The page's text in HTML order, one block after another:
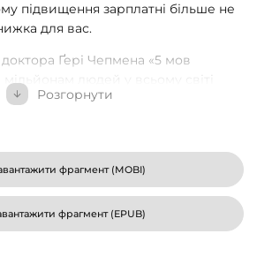
підвищення зарплатні більше не
для вас.
Ґері Чепмена «5 мов
людей у всьому світі
стосунками та шлюбами.
підвищити мотивацію працівників
в компанії, з якої їм не
це без великих грошових витрат.
Розгорнути
фрагмент (MOBI)
фрагмент (EPUB)